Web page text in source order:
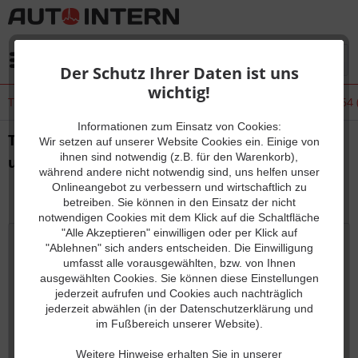
Der Schutz Ihrer Daten ist uns
wichtig!
Informationen zum Einsatz von Cookies:
Wir setzen auf unserer Website Cookies ein. Einige von
ihnen sind notwendig (z.B. für den Warenkorb),
während andere nicht notwendig sind, uns helfen unser
Onlineangebot zu verbessern und wirtschaftlich zu
betreiben. Sie können in den Einsatz der nicht
notwendigen Cookies mit dem Klick auf die Schaltfläche
"Alle Akzeptieren" einwilligen oder per Klick auf
"Ablehnen" sich anders entscheiden. Die Einwilligung
umfasst alle vorausgewählten, bzw. von Ihnen
ausgewählten Cookies. Sie können diese Einstellungen
jederzeit aufrufen und Cookies auch nachträglich
jederzeit abwählen (in der Datenschutzerklärung und
im Fußbereich unserer Website).
Weitere Hinweise erhalten Sie in unserer
Treiber Installation Auto-Intern Multiscan unter Windows 10 x64
Treiber Installation Auto-Intern Multiscan
unter Windows 10 x64 (64 Bit)
19.04.20 11:00 0 Kommentare